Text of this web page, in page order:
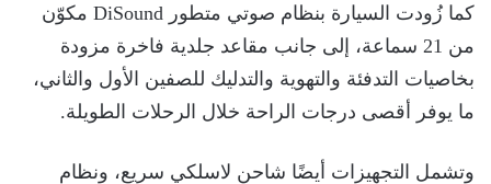
كما زُودت السيارة بنظام صوتي متطور DiSound مكوّن
من 21 سماعة، إلى جانب مقاعد جلدية فاخرة مزودة
بخاصيات التدفئة والتهوية والتدليك للصفين الأول والثاني،
ما يوفر أقصى درجات الراحة خلال الرحلات الطويلة.
وتشمل التجهيزات أيضًا شاحن لاسلكي سريع، ونظام